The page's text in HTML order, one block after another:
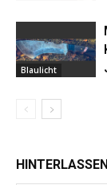
Blaulicht